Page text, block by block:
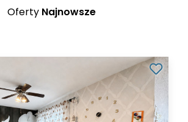
Oferty Najnowsze